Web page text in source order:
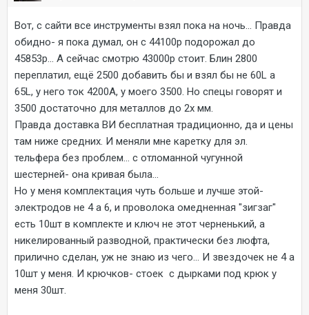
Вот, с сайти все инструменты взял пока на ночь... Правда
обидно- я пока думал, он с 44100р подорожал до
45853р... А сейчас смотрю 43000р стоит. Блин 2800
переплатил, ещё 2500 добавить бы и взял бы не 60L а
65L, у него ток 4200А, у моего 3500. Но спецы говорят и
3500 достаточно для металлов до 2х мм.
Правда доставка ВИ бесплатная традиционно, да и цены
там ниже средних. И меняли мне каретку для эл.
тельфера без проблем... с отломанной чугунной
шестерней- она кривая была...
Но у меня комплектация чуть больше и лучше этой-
электродов не 4 а 6, и проволока омедненная "зигзаг"
есть 10шт в комплекте и ключ не этот черненький, а
никелированный разводной, практически без люфта,
прилично сделан, уж не знаю из чего... И звездочек не 4 а
10шт у меня. И крючков- стоек с дырками под крюк у
меня 30шт.